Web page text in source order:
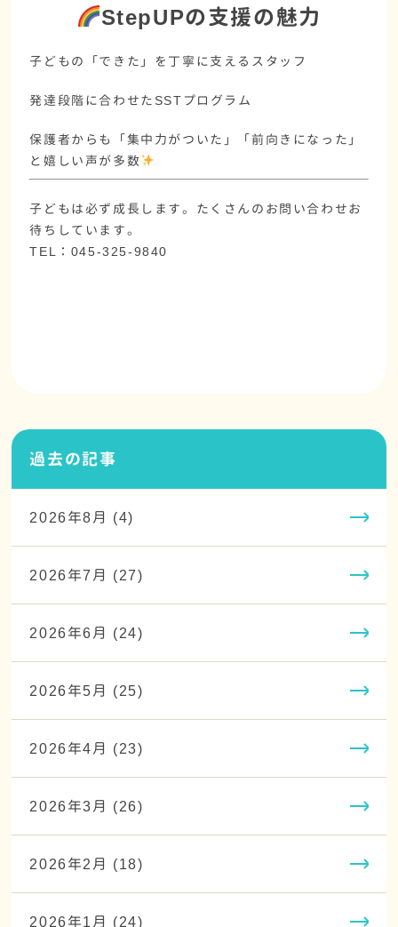
StepUPの支援の魅力
子どもの「できた」を丁寧に支えるスタッフ
発達段階に合わせた SSTプログラム
保護者からも「集中力がついた」「前向きになった」
と嬉しい声が多数
子どもは必ず成長します。たくさんのお問い合わせお
待ちしています。
TEL：045-325-9840
過去の記事
2026年8月 (4)
2026年7月 (27)
2026年6月 (24)
2026年5月 (25)
2026年4月 (23)
2026年3月 (26)
2026年2月 (18)
2026年1月 (24)